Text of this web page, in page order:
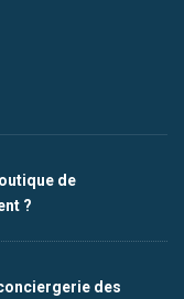
de
?
des